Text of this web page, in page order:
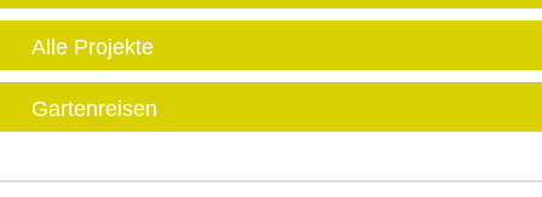
Alle Projekte
Gartenreisen